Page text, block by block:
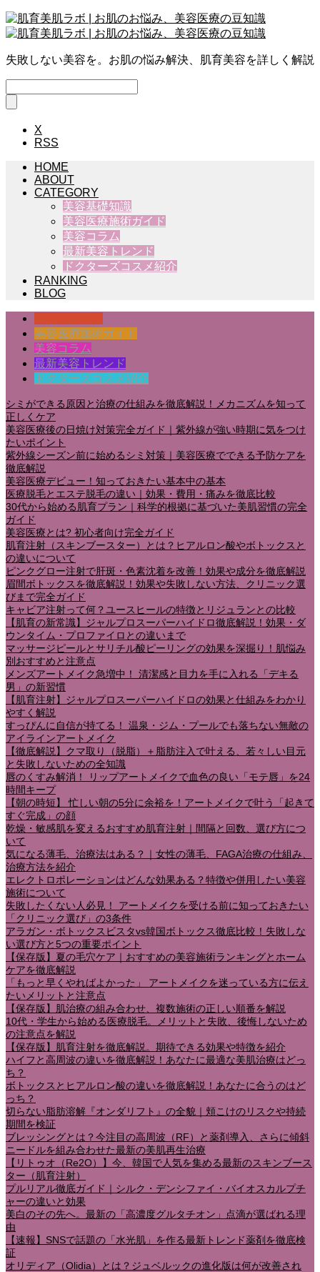
失敗しない美容を。お肌の悩み解決、肌育美容を詳しく解説
X
RSS
HOME
ABOUT
CATEGORY
美容基礎知識
美容医療施術ガイド
美容コラム
最新美容トレンド
ドクターズコスメ紹介
RANKING
BLOG
美容医療施術ガイド
美容コラム
最新美容トレンド
ドクターズコスメ紹介
シミができる原因と治療の仕組みを徹底解説！メカニズムを知って
正しくケア
美容医療後の日焼け対策完全ガイド｜紫外線が強い時期に気をつけ
たいポイント
紫外線シーズン前に始めるシミ対策｜美容医療でできる予防ケアを
徹底解説
美容医療デビュー！知っておきたい基本中の基本
医療脱毛とエステ脱毛の違い｜効果・費用・痛みを徹底比較
30代から始める肌育プラン｜科学的根拠に基づいた美肌習慣の完全
ガイド
美容医療とは? 初心者向け完全ガイド
肌育注射（スキンブースター）とは？ヒアルロン酸やボトックスと
の違いについて
ピンクグロー注射で肝斑・色素沈着を改善！効果や成分を徹底解説
眉間ボトックスを徹底解説！効果や失敗しない方法、クリニック選
びまで完全ガイド
キャビア注射って何？ユースヒールの特徴とリジュランとの比較
【肌育の新常識】ジャルプロスーパーハイドロ徹底解説！効果・ダ
ウンタイム・プロファイロとの違いまで
マッサージピールとサリチル酸ピーリングの効果を深掘り！肌悩み
別おすすめと注意点
メンズアートメイク急増中！ 清潔感と目力を手に入れる「デキる
男」の新習慣
【肌育注射】ジャルプロスーパーハイドロの効果と仕組みをわかり
やすく解説
すっぴんに自信が持てる！ 温泉・ジム・プールでも落ちない無敵の
アイラインアートメイク
【徹底解説】クマ取り（脱脂）＋脂肪注入で叶える、若々しい目元
と失敗しないための全知識
唇のくすみ解消！ リップアートメイクで血色の良い「モテ唇」を24
時間キープ
【朝の時短】 忙しい朝の5分に余裕を！アートメイクで叶う「起きて
すぐ完成」の顔
乾燥・敏感肌を変えるおすすめ肌育注射｜間隔と回数、選び方につ
いて
気になる薄毛、治療法はある？｜女性の薄毛、FAGA治療の仕組み、
治療方法を紹介
エレクトロポレーションはどんな効果ある？特徴や併用したい美容
施術について
失敗したくない人必見！ アートメイクを受ける前に知っておきたい
「クリニック選び」の3条件
アラガン・ボトックスビスタvs韓国ボトックス徹底比較！失敗しな
い選び方と5つの重要ポイント
【保存版】夏の毛穴ケア｜おすすめの美容施術ランキングとホーム
ケアを徹底解説
「もっと早くやればよかった」 アートメイクを迷っている方に伝え
たいメリットと注意点
【保存版】肌治療の組み合わせ、複数施術の正しい順番を解説
10代・学生から始める医療脱毛。メリットと失敗、後悔しないため
の注意点を解説
【保存版】肌育注射を徹底解説。期待できる効果や特徴を紹介
ハイフと高周波の違いを徹底解説！あなたに最適な美肌治療はどっ
ち？
ボトックスとヒアルロン酸の違いを徹底解説！あなたに合うのはど
っち？
切らない脂肪溶解『オンダリフト』の全貌｜頬こけのリスクや持続
期間を検証
ブレッシングとは？今注目の高周波（RF）と薬剤導入、さらに傾斜
ニードルを組み合わせた最新の美肌再生治療
【リトゥオ（Re2O）】今、韓国で人気を集める最新のスキンブース
ター（肌育注射）
プルリアル徹底ガイド｜シルク・デンシファイ・バイオスカルプチ
ャーの違いと効果
美白のその先へ。最新の「高濃度グルタチオン」点滴が選ばれる理
由
【速報】SNSで話題の「水光肌」を作る最新トレンド薬剤を徹底検
証
オリディア（Olidia）とは？ジュベルックの進化版は何が改善され